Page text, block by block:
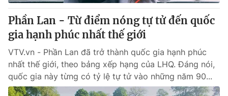
Phần Lan - Từ điểm nóng tự tử đến quốc
gia hạnh phúc nhất thế giới
VTV.vn - Phần Lan đã trở thành quốc gia hạnh phúc
nhất thế giới, theo bảng xếp hạng của LHQ. Đáng nói,
quốc gia này từng có tỷ lệ tự tử vào những năm 90...